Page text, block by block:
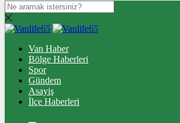
Van Haber
Bölge Haberleri
Spor
Gündem
Asayiş
İlçe Haberleri
14:45 / Van Cumhuriyet Caddesi’nde Korkutan
Mahsur Kalan 2 Kişi Kurtarıldı
/ Son Dakika: Van Cumhuriyet
Pasajı Üstündeki Binada Alevler Yükseldi
/ Vanspor’dan Yönetim İddialarına
“Görevimizin Başındayız”
/ Tuşba Belediyesi Kıyı İşgallerine
Şeridinde Denetimler Başladı